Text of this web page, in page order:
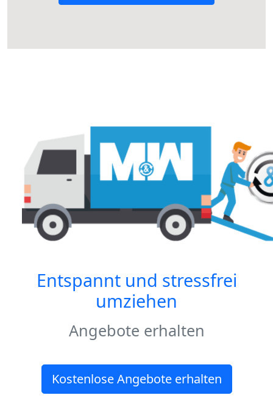
Entspannt und stressfrei
umziehen
Angebote erhalten
Kostenlose Angebote erhalten